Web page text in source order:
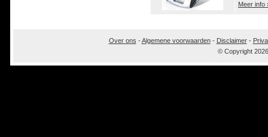
Meer info
Over ons -Algemene voorwaarden- Disclaimer-
© Copyright